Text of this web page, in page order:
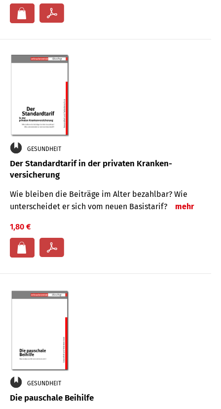
GESUNDHEIT
Der Standard­tarif in der privaten Kranken­
versicherung
Wie bleiben die Beiträge im Alter bezahlbar? Wie
unterscheidet er sich vom neuen Basistarif?
mehr
1,80 €
GESUNDHEIT
Die pauschale Beihilfe